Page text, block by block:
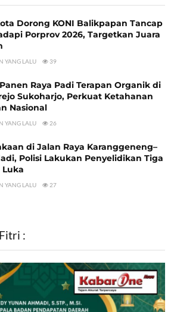
Dorong KONI Balikpapan Tancap
Porprov 2026, Targetkan Juara
YANG LALU 39
Raya Padi Terapan Organik di
Sukoharjo, Perkuat Ketahanan
Nasional
YANG LALU 26
di Jalan Raya Karanggeneng–
Polisi Lakukan Penyelidikan Tiga
Luka
YANG LALU 27
: